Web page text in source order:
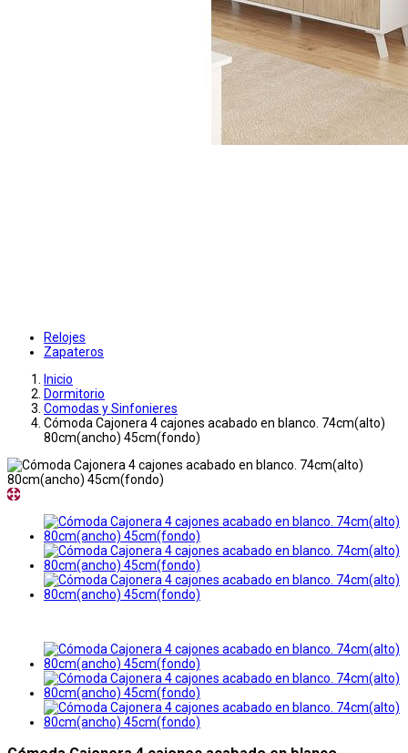
Relojes
Zapateros
Inicio
Dormitorio
Comodas y Sinfonieres
Cómoda Cajonera 4 cajones acabado en blanco. 74cm(alto)
80cm(ancho) 45cm(fondo)